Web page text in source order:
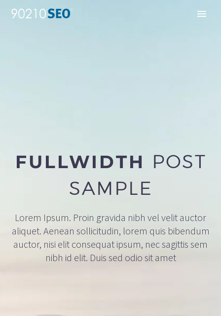
FULLWIDTH POST
SAMPLE
Lorem Ipsum. Proin gravida nibh vel velit auctor
aliquet. Aenean sollicitudin, lorem quis bibendum
auctor, nisi elit consequat ipsum, nec sagittis sem
nibh id elit. Duis sed odio sit amet